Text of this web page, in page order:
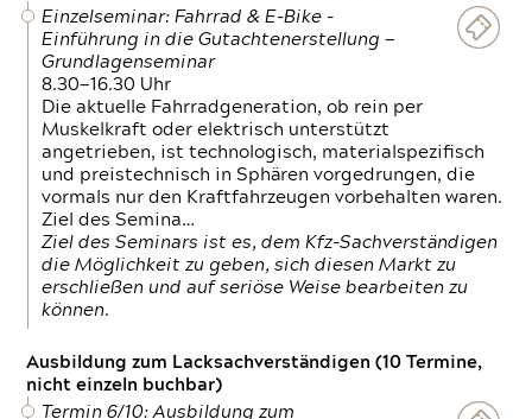
Einzelseminar: Fahrrad & E-Bike -
Einführung in die Gutachtenerstellung —
Grundlagenseminar
8.30—16.30 Uhr
Die aktuelle Fahrradgeneration, ob rein per
Muskelkraft oder elektrisch unterstützt
angetrieben, ist technologisch, materialspezifisch
und preistechnisch in Sphären vorgedrungen, die
vormals nur den Kraftfahrzeugen vorbehalten waren.
Ziel des Semina…
Ziel des Seminars ist es, dem Kfz-Sachverständigen
die Möglichkeit zu geben, sich diesen Markt zu
erschließen und auf seriöse Weise bearbeiten zu
können.
Ausbildung zum Lacksachverständigen (10 Termine,
nicht einzeln buchbar)
Termin 6/10: Ausbildung zum